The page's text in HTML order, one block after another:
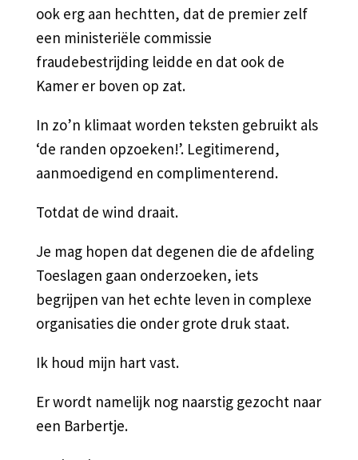
ook erg aan hechtten, dat de premier zelf
een ministeriële commissie
fraudebestrijding leidde en dat ook de
Kamer er boven op zat.
In zo’n klimaat worden teksten gebruikt als
‘de randen opzoeken!’. Legitimerend,
aanmoedigend en complimenterend.
Totdat de wind draait.
Je mag hopen dat degenen die de afdeling
Toeslagen gaan onderzoeken, iets
begrijpen van het echte leven in complexe
organisaties die onder grote druk staat.
Ik houd mijn hart vast.
Er wordt namelijk nog naarstig gezocht naar
een Barbertje.